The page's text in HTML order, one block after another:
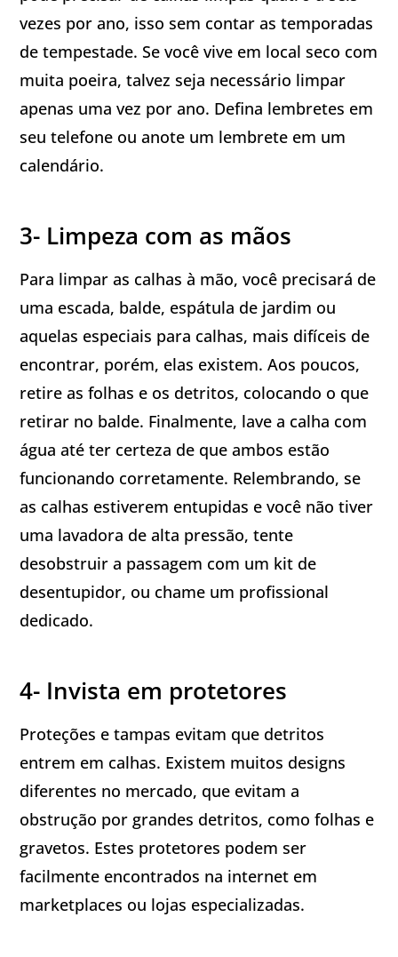
vezes por ano, isso sem contar as temporadas
de tempestade. Se você vive em local seco com
muita poeira, talvez seja necessário limpar
apenas uma vez por ano. Defina lembretes em
seu telefone ou anote um lembrete em um
calendário.
3- Limpeza com as mãos
Para limpar as calhas à mão, você precisará de
uma escada, balde, espátula de jardim ou
aquelas especiais para calhas, mais difíceis de
encontrar, porém, elas existem. Aos poucos,
retire as folhas e os detritos, colocando o que
retirar no balde. Finalmente, lave a calha com
água até ter certeza de que ambos estão
funcionando corretamente. Relembrando, se
as calhas estiverem entupidas e você não tiver
uma lavadora de alta pressão, tente
desobstruir a passagem com um kit de
desentupidor, ou chame um profissional
dedicado.
4- Invista em protetores
Proteções e tampas evitam que detritos
entrem em calhas. Existem muitos designs
diferentes no mercado, que evitam a
obstrução por grandes detritos, como folhas e
gravetos. Estes protetores podem ser
facilmente encontrados na internet em
marketplaces ou lojas especializadas.